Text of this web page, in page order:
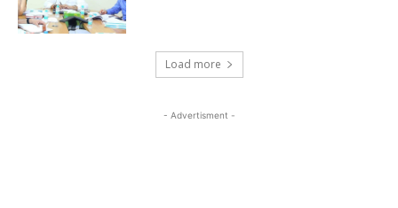
Load more
- Advertisment -